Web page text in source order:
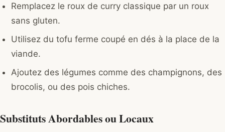
Remplacez le roux de curry classique par un roux
sans gluten.
Utilisez du tofu ferme coupé en dés à la place de la
viande.
Ajoutez des légumes comme des champignons, des
brocolis, ou des pois chiches.
Substituts Abordables ou Locaux